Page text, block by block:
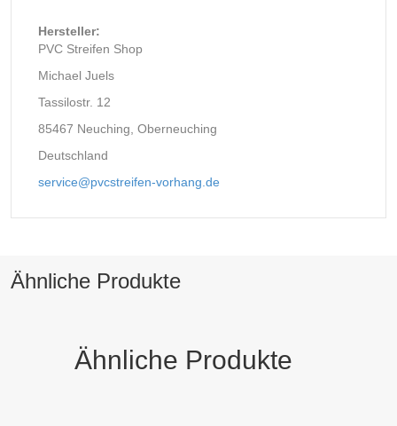
Hersteller:
PVC Streifen Shop
Michael Juels
Tassilostr. 12
85467 Neuching, Oberneuching
Deutschland
service@pvcstreifen-vorhang.de
Ähnliche Produkte
Ähnliche Produkte